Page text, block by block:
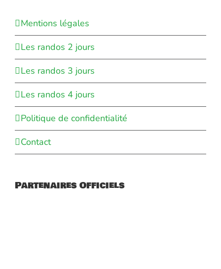
Mentions légales
Les randos 2 jours
Les randos 3 jours
Les randos 4 jours
Politique de confidentialité
Contact
Partenaires Officiels